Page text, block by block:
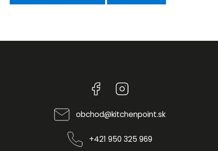
Facebook
obchod@kitchenpoint.sk
+421 950 325 969